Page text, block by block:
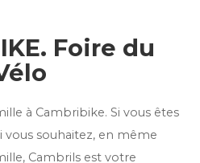
Foire du
à Cambribike. Si vous êtes
vous souhaitez, en même
Cambrils est votre